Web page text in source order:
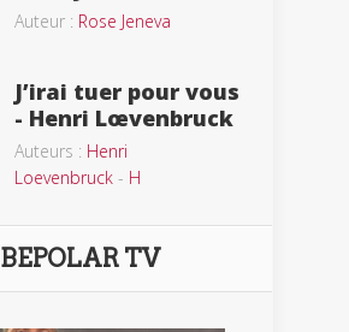
Auteur : Rose Jeneva
J’irai tuer pour vous
- Henri Lœvenbruck
Auteurs : Henri
Loevenbruck - H
BEPOLAR TV